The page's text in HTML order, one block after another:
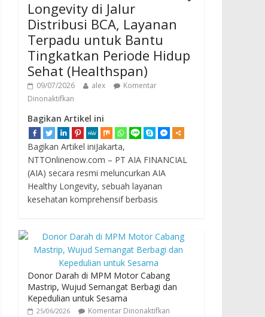
Longevity di Jalur
Distribusi BCA, Layanan
Terpadu untuk Bantu
Tingkatkan Periode Hidup
Sehat (Healthspan)
09/07/2026 alex
Komentar
Dinonaktifkan
Bagikan Artikel ini
Bagikan Artikel iniJakarta,
NTTOnlinenow.com – PT AIA FINANCIAL
(AIA) secara resmi meluncurkan AIA
Healthy Longevity, sebuah layanan
kesehatan komprehensif berbasis
Donor Darah di MPM Motor Cabang
Mastrip, Wujud Semangat Berbagi dan
Kepedulian untuk Sesama
25/06/2026 Komentar Dinonaktifkan